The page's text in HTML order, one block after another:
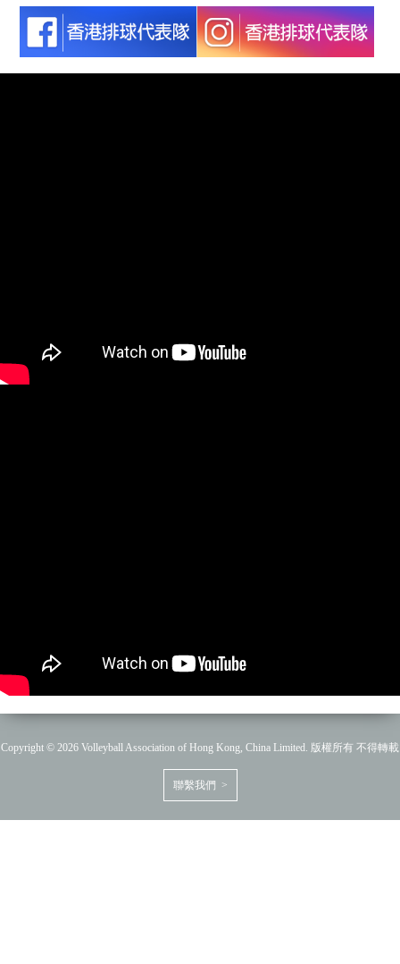
Copyright © 2026 Volleyball Association of Hong Kong, China Limited. 版權所有 不得轉載
聯繫我們 >